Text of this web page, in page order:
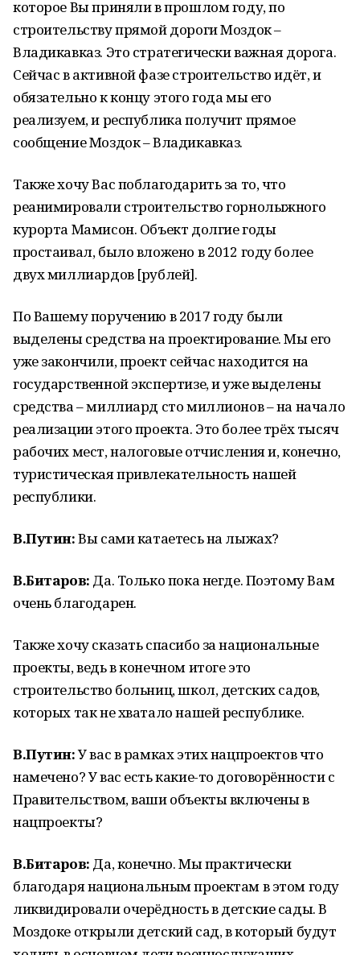
которое Вы приняли в прошлом году, по
строительству прямой дороги Моздок –
Владикавказ. Это стратегически важная дорога.
Сейчас в активной фазе строительство идёт, и
обязательно к концу этого года мы его
реализуем, и республика получит прямое
сообщение Моздок – Владикавказ.
Также хочу Вас поблагодарить за то, что
реанимировали строительство горнолыжного
курорта Мамисон. Объект долгие годы
простаивал, было вложено в 2012 году более
двух миллиардов [рублей].
По Вашему поручению в 2017 году были
выделены средства на проектирование. Мы его
уже закончили, проект сейчас находится на
государственной экспертизе, и уже выделены
средства – миллиард сто миллионов – на начало
реализации этого проекта. Это более трёх тысяч
рабочих мест, налоговые отчисления и, конечно,
туристическая привлекательность нашей
республики.
В.Путин:Вы сами катаетесь на лыжах?
В.Битаров: Да. Только пока негде. Поэтому Вам
очень благодарен.
Также хочу сказать спасибо за национальные
проекты, ведь в конечном итоге это
строительство больниц, школ, детских садов,
которых так не хватало нашей республике.
В.Путин:У вас в рамках этих нацпроектов что
намечено? У вас есть какие-то договорённости с
Правительством, ваши объекты включены в
нацпроекты?
В.Битаров: Да, конечно. Мы практически
благодаря национальным проектам в этом году
ликвидировали очерёдность в детские сады. В
Моздоке открыли детский сад, в который будут